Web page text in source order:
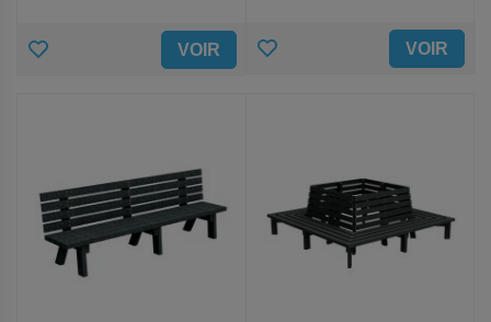
AJOUTER VOIR AJOUTER VOIR